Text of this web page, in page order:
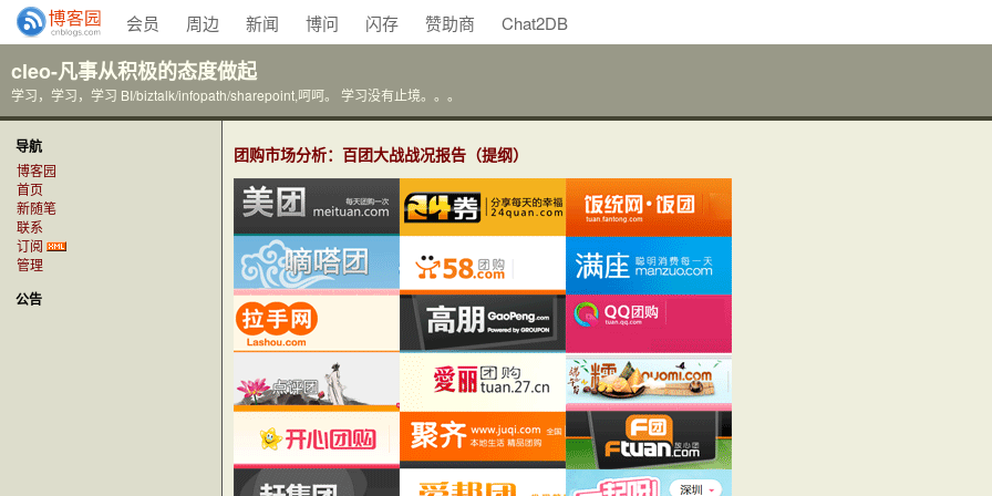
会员 周边 新闻 博问 闪存 赞助商 Chat2DB
cleo-凡事从积极的态度做起
学习，学习，学习 BI/biztalk/infopath/sharepoint,呵呵。 学习没有止境。。。
导航
博客园
首页
新随笔
联系
订阅
管理
公告
团购市场分析：百团大战战况报告（提纲）